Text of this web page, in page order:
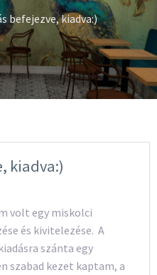
befejezve, kiadva:)
kiadva:)
volt egy miskolci
és kivitelezése. A
szánta egy
szabad kezet kaptam, a